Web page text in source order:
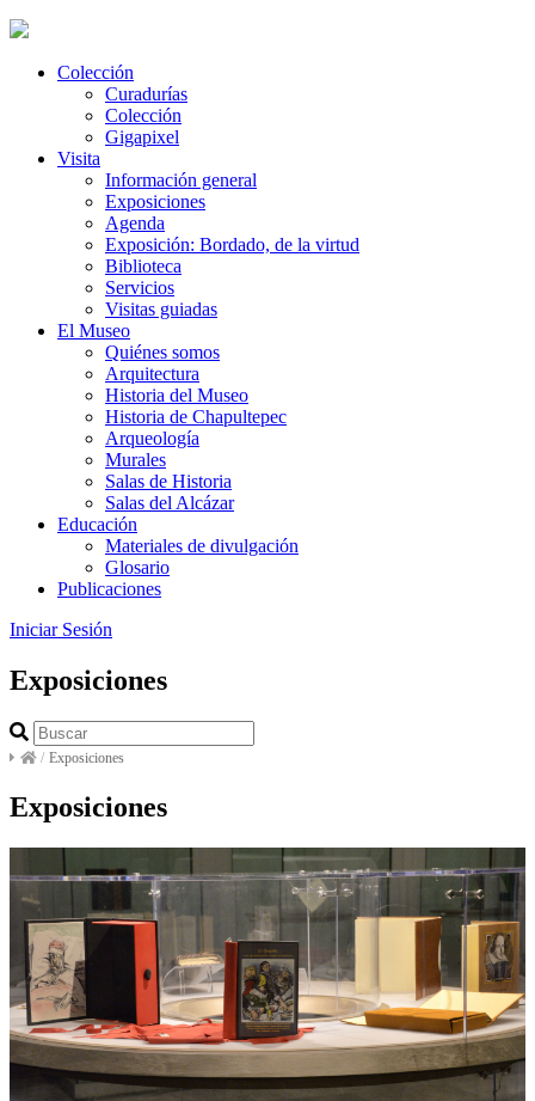
Colección
Curadurías
Colección
Gigapixel
Visita
Información general
Exposiciones
Agenda
Exposición: Bordado, de la virtud
Biblioteca
Servicios
Visitas guiadas
El Museo
Quiénes somos
Arquitectura
Historia del Museo
Historia de Chapultepec
Arqueología
Murales
Salas de Historia
Salas del Alcázar
Educación
Materiales de divulgación
Glosario
Publicaciones
Iniciar Sesión
Exposiciones
/ Exposiciones
Exposiciones